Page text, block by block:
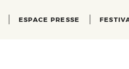
ESPACE PRESSE